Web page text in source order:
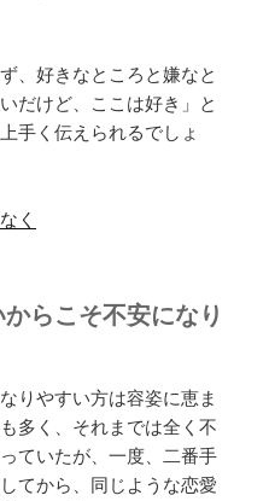
、好きなところと嫌なと
だけど、ここは好き」と
手く伝えられるでしょ
く
らこそ不安になり
りやすい方は容姿に恵ま
多く、それまでは全く不
ていたが、一度、二番手
てから、同じような恋愛